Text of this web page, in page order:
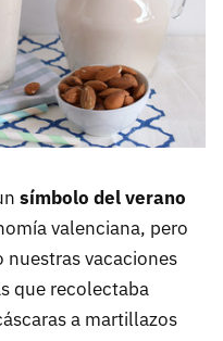
símbolo del verano
valenciana, pero
vacaciones
que recolectaba
a martillazos